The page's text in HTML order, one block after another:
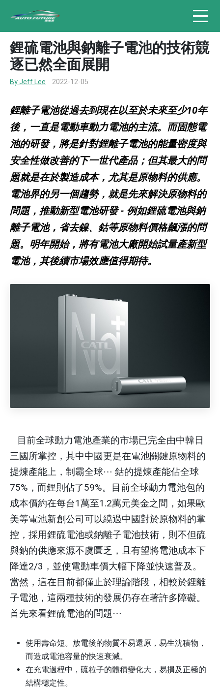
鋰硫電池與鈉離子電池的技術競
逐已然全面展開
By Jeff Lee 2022-12-05
鋰離子電池從過去到現在以至於未來至少10年
後，一直是電動車動力電池的主流。而固態電
池的研發，將是針對鋰離子電池的能量密度與
安全性做改善的下一世代產品；但其最大的問
題就是在於製造成本，尤其是原物料的供應。
電池界的另一個趨勢，就是先來解決原物料的
問題，推動新型電池研發 - 例如鋰硫電池與鈉
離子電池，省去鎳、鈷等原物料價格飆漲的問
題。明年開始，將有電池大廠開始試量產新型
電池，其後續市場效應值得期待。
目前全球動力電池產業的市場已完全由中韓日
三國所掌控，其中中國更是在電池關鍵原物料的
提煉產能上，制霸全球⋯ 鈷的提煉產能佔全球
75% ，而鋰則佔了59%。目前全球動力電池包的
成本價約在每台1萬至1.2萬元美金之間，如果歐
美等電池新創公司可以繞過中國對於原物料的掌
控，採用鋰硫電池或鈉離子電池技術，則不但硫
與鈉的供應來源不虞匱乏，且有望將電池成本下
降達2/3 ，並使電動車價大幅下降並快速普及。
當然，這在目前都僅止於理論階段，相較於鋰離
子電池，這兩種技術的發展仍存在著許多障礙。
首先來看鋰硫電池的問題⋯
使用壽命短。放電後的物質不易還原，易生沈積物，
而造成電池容量的快速衰減。
在充電過程中，硫粒子的體積變化大，易損及正極的
結構穩定性。